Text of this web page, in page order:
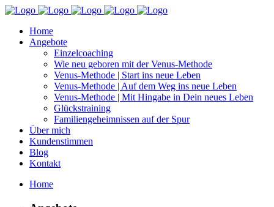
Home
Angebote
Einzelcoaching
Wie neu geboren mit der Venus-Methode
Venus-Methode | Start ins neue Leben
Venus-Methode | Auf dem Weg ins neue Leben
Venus-Methode | Mit Hingabe in Dein neues Leben
Glückstraining
Familiengeheimnissen auf der Spur
Über mich
Kundenstimmen
Blog
Kontakt
Home